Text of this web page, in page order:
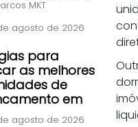
de
Brasil
MKT
agosto de 2026
para
as melhores
de
em
agosto de 2026